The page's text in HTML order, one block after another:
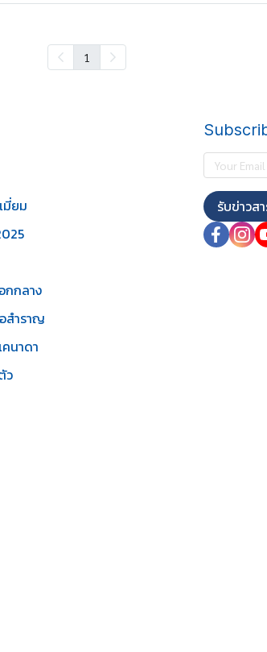
1
มี่ยม
กกลาง
สำราญ
นาดา
ว
รับข่าวส